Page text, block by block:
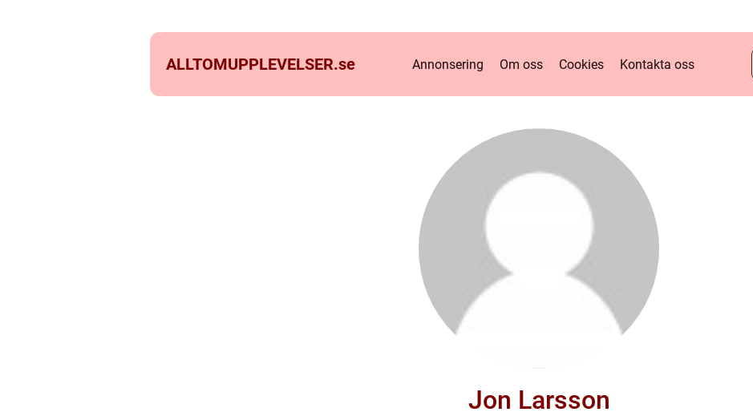
ALLTOMUPPLEVELSER.se Annonsering Om oss Cookies Kontakta oss
Jon Larsson